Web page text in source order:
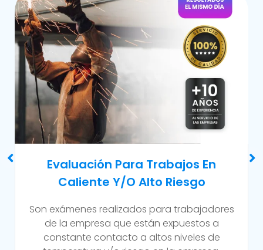
Examen Médico Ocupacional De
Reincorporación Laboral
Este examen se realiza al colaborador que se
incorpora a la organización luego de haber
sufrido alguna incapacidad temporal propia